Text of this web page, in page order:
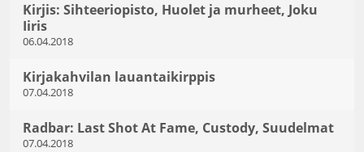
Kirjis: Sihteeriopisto, Huolet ja murheet, Joku
Iiris
06.04.2018
Kirjakahvilan lauantaikirppis
07.04.2018
Radbar: Last Shot At Fame, Custody, Suudelmat
07.04.2018